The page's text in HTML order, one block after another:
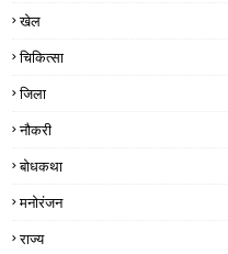
खेल
चिकित्सा
जिला
नौकरी
बोधकथा
मनोरंजन
राज्य